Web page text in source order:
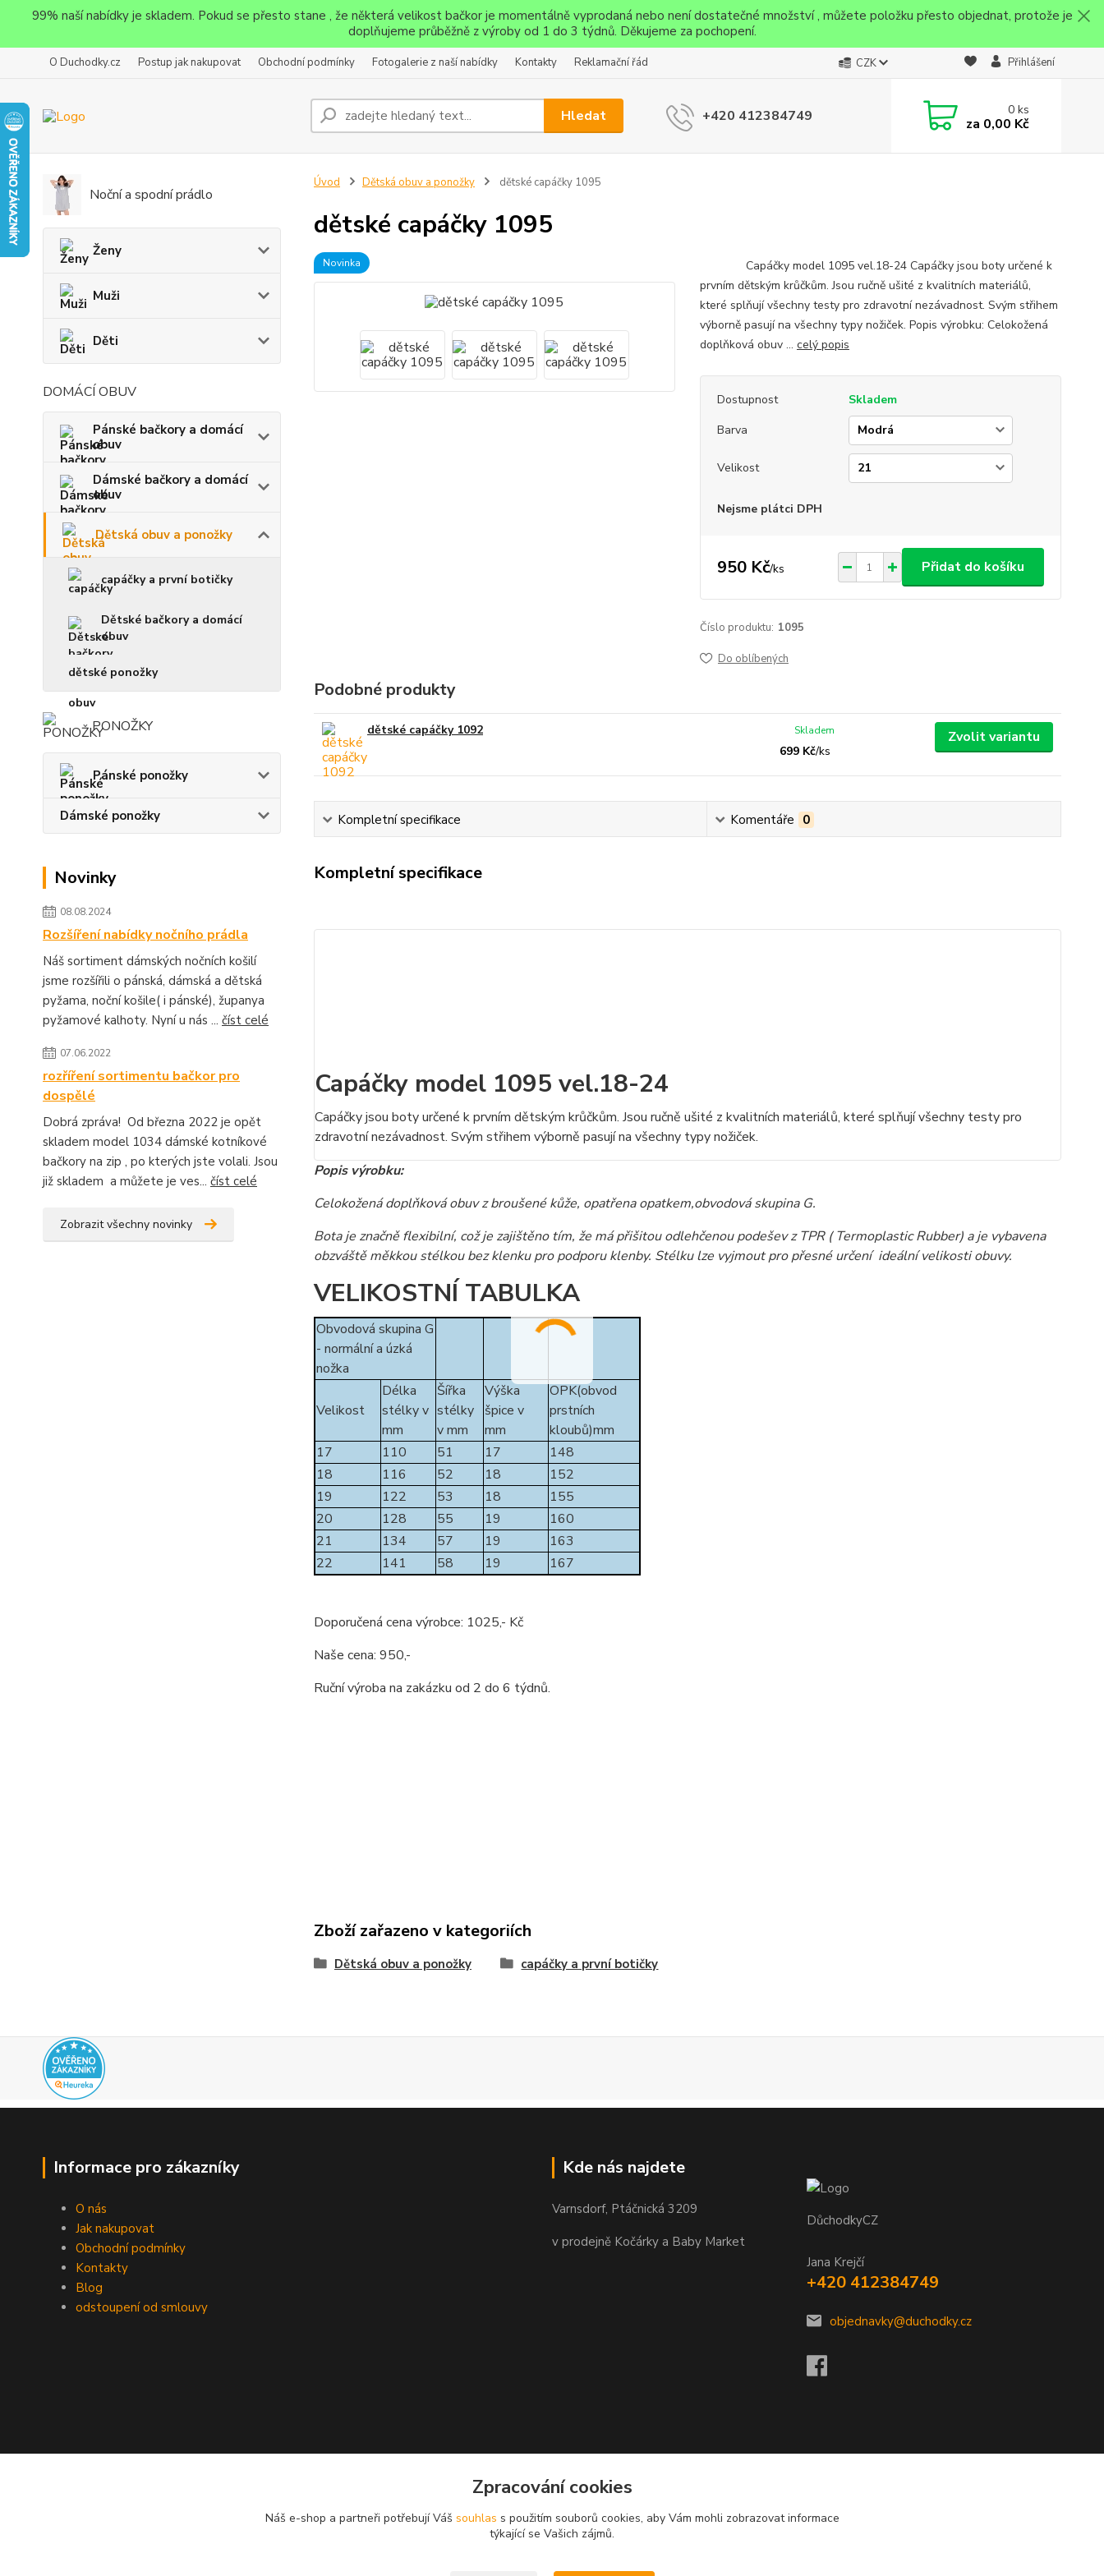
99% naší nabídky je skladem. Pokud se přesto stane , že některá velikost bačkor je momentálně vyprodaná nebo není dostatečné množství , můžete položku přesto objednat, protože je
doplňujeme průběžně z výroby od 1 do 3 týdnů. Děkujeme za pochopení.
O Duchodky.cz Postup jak nakupovat Obchodní podmínky Fotogalerie z naší nabídky Kontakty Reklamační řád CZK Přihlášení
Hledat +420 412384749 0ks
za 0,00 Kč
Noční a spodní prádlo
Ženy
Muži
Děti
DOMÁCÍ OBUV
Pánské bačkory a domácí
obuv
Dámské bačkory a domácí
obuv
Dětská obuv a ponožky
capáčky a první botičky
Dětské bačkory a domácí
obuv
dětské ponožky
PONOŽKY
Pánské ponožky
Dámské ponožky
Novinky
08.08.2024
Rozšíření nabídky nočního prádla
Náš sortiment dámských nočních košilí
jsme rozšířili o pánská, dámská a dětská
pyžama, noční košile( i pánské), županya
pyžamové kalhoty. Nyní u nás ... číst celé
07.06.2022
rozříření sortimentu bačkor pro
dospělé
Dobrá zpráva! Od března 2022 je opět
skladem model 1034 dámské kotníkové
bačkory na zip , po kterých jste volali. Jsou
již skladem a můžete je ves... číst celé
Zobrazit všechny novinky
Úvod Dětská obuv a ponožky dětské capáčky 1095
dětské capáčky 1095
Novinka
Capáčky model 1095 vel.18-24 Capáčky jsou boty určené k
prvním dětským krůčkům. Jsou ručně ušité z kvalitních materiálů,
které splňují všechny testy pro zdravotní nezávadnost. Svým střihem
výborně pasují na všechny typy nožiček. Popis výrobku: Celokožená
doplňková obuv ... celý popis
Dostupnost
Skladem
Barva
Velikost
Nejsme plátci DPH
950 Kč/ks Přidat do košíku
Číslo produktu: 1095
Do oblíbených
Podobné produkty
dětské capáčky 1092
699 Kč/ks
Skladem Zvolit variantu
Kompletní specifikace Komentáře 0
Kompletní specifikace
Capáčky model 1095 vel.18-24
Capáčky jsou boty určené k prvním dětským krůčkům. Jsou ručně ušité z kvalitních materiálů, které splňují všechny testy pro
zdravotní nezávadnost. Svým střihem výborně pasují na všechny typy nožiček.
Popis výrobku:
Celokožená doplňková obuv z broušené kůže, opatřena opatkem,obvodová skupina G.
Bota je značně flexibilní, což je zajištěno tím, že má přišitou odlehčenou podešev z TPR ( Termoplastic Rubber) a je vybavena
obzváště měkkou stélkou bez klenku pro podporu klenby. Stélku lze vyjmout pro přesné určení ideální velikosti obuvy.
VELIKOSTNÍ TABULKA
Obvodová skupina G
- normální a úzká
nožka
Velikost
Délka
stélky v
mm
Šířka
stélky
v mm
Výška
špice v
mm
OPK(obvod
prstních
kloubů)mm
17
110 51 17
148
18
116 52 18
152
19
122 53 18
155
20
128 55 19
160
21
134 57 19
163
22
141 58 19 167
Doporučená cena výrobce: 1025,- Kč
Naše cena: 950,-
Ruční výroba na zakázku od 2 do 6 týdnů.
Zboží zařazeno v kategoriích
Dětská obuv a ponožky capáčky a první botičky
Informace pro zákazníky
O nás
Jak nakupovat
Obchodní podmínky
Kontakty
Blog
odstoupení od smlouvy
Kde nás najdete
Varnsdorf, Ptáčnická 3209
v prodejně Kočárky a Baby Market
DůchodkyCZ
Jana Krejčí
+420 412384749
objednavky@duchodky.cz
Zpracování cookies
Náš e-shop a partneři potřebují Váš souhlas s použitím souborů cookies, aby Vám mohli zobrazovat informace
týkající se Vašich zájmů.